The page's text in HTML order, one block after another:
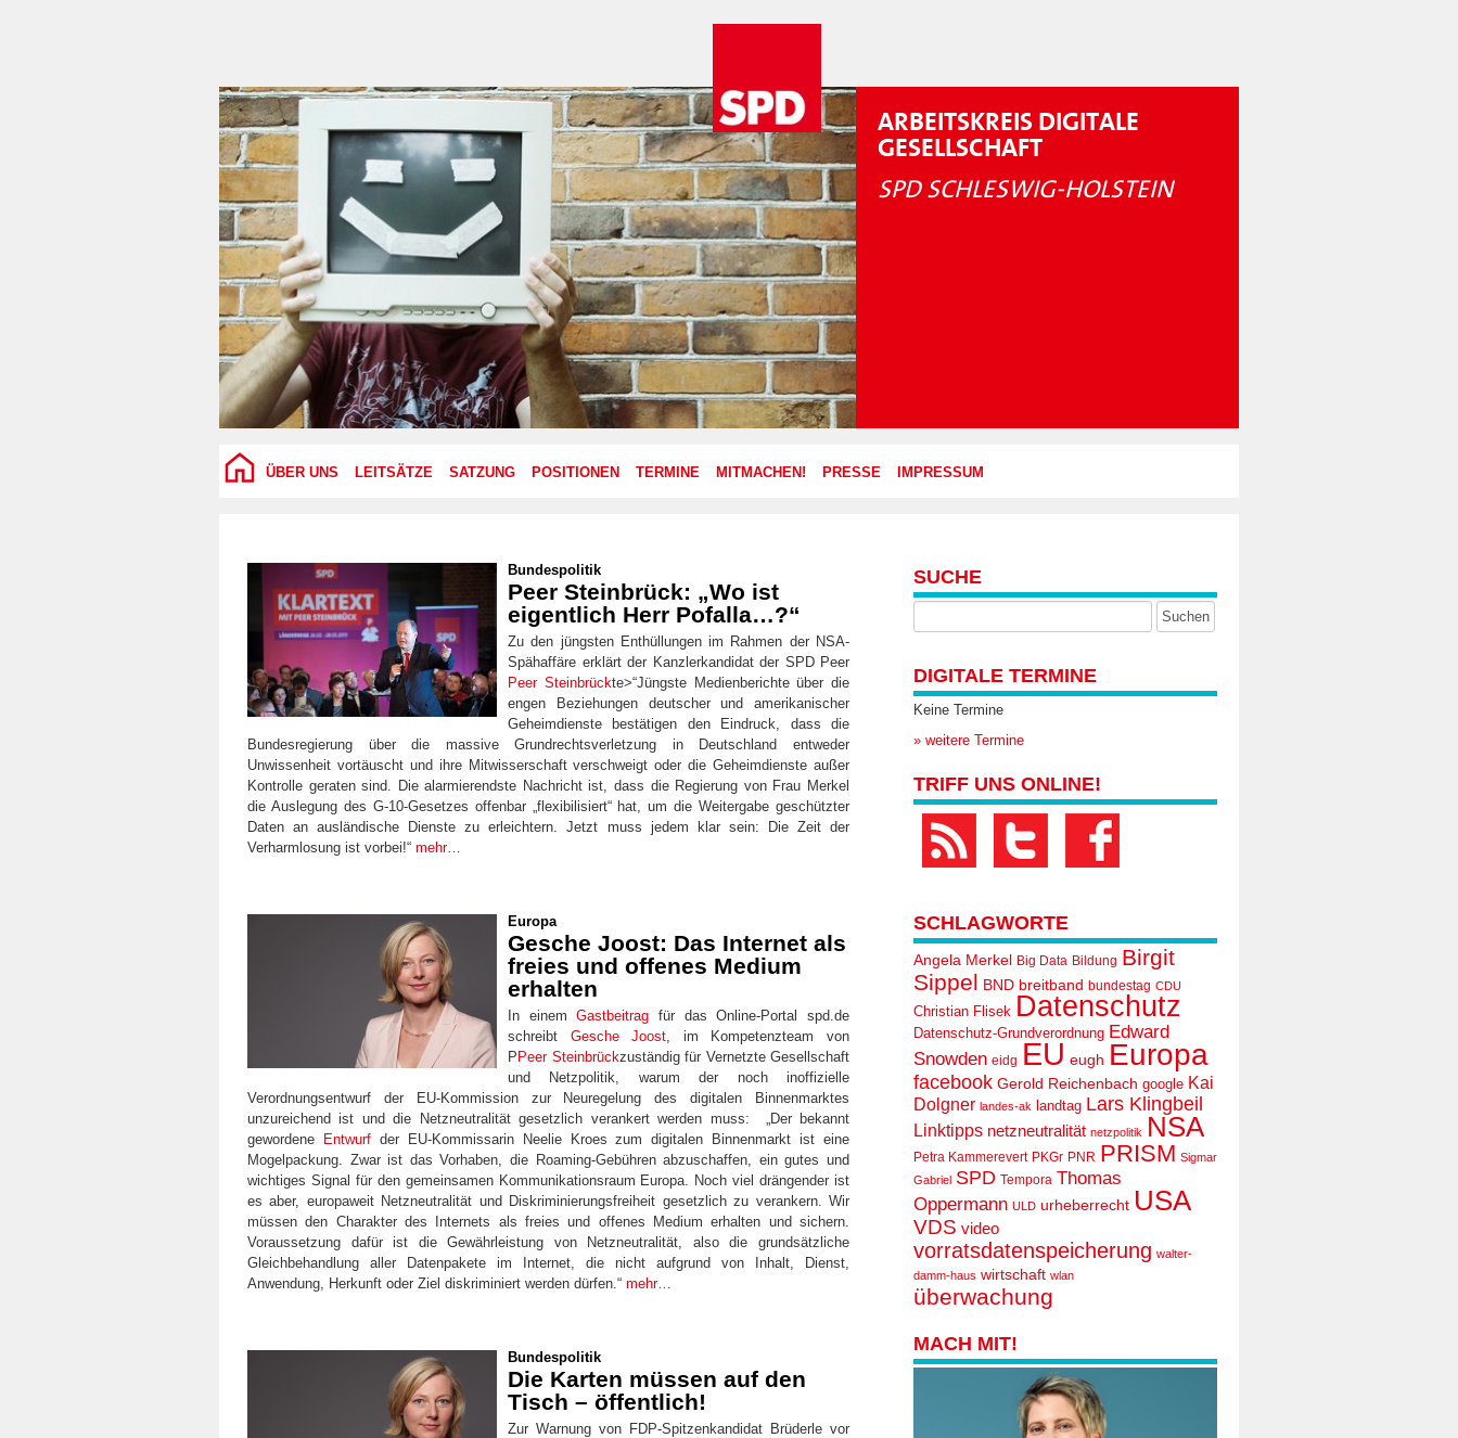
ARBEITSKREIS DIGITALE
GESELLSCHAFT
SPD SCHLESWIG-HOLSTEIN
ÜBER UNS LEITSÄTZE SATZUNG POSITIONEN TERMINE MITMACHEN! PRESSE IMPRESSUM
Bundespolitik
Peer Steinbrück: „Wo ist
eigentlich Herr Pofalla…?“
Zu den jüngsten Enthüllungen im Rahmen der NSA-
Spähaffäre erklärt der Kanzlerkandidat der SPD Peer
Peer Steinbrückte>“Jüngste Medienberichte über die
engen Beziehungen deutscher und amerikanischer
Geheimdienste bestätigen den Eindruck, dass die
Bundesregierung über die massive Grundrechtsverletzung in Deutschland entweder
Unwissenheit vortäuscht und ihre Mitwisserschaft verschweigt oder die Geheimdienste außer
Kontrolle geraten sind. Die alarmierendste Nachricht ist, dass die Regierung von Frau Merkel
die Auslegung des G-10-Gesetzes offenbar „flexibilisiert“ hat, um die Weitergabe geschützter
Daten an ausländische Dienste zu erleichtern. Jetzt muss jedem klar sein: Die Zeit der
Verharmlosung ist vorbei!“ mehr…
Europa
Gesche Joost: Das Internet als
freies und offenes Medium
erhalten
In einemGastbeitrag für das Online-Portal spd.de
schreibt Gesche Joost , im Kompetenzteam von
PPeer Steinbrückzuständig für Vernetzte Gesellschaft
und Netzpolitik, warum der noch inoffizielle
Verordnungsentwurf der EU-Kommission zur Neuregelung des digitalen Binnenmarktes
unzureichend ist und die Netzneutralität gesetzlich verankert werden muss:
„Der bekannt
gewordene Entwurfder EU-Kommissarin Neelie Kroes zum digitalen Binnenmarkt ist eine
Mogelpackung. Zwar ist das Vorhaben, die Roaming-Gebühren abzuschaffen, ein gutes und
wichtiges Signal für den gemeinsamen Kommunikationsraum Europa. Noch viel drängender ist
es aber, europaweit Netzneutralität und Diskriminierungsfreiheit gesetzlich zu verankern. Wir
müssen den Charakter des Internets als freies und offenes Medium erhalten und sichern.
Voraussetzung dafür ist die Gewährleistung von Netzneutralität, also die grundsätzliche
Gleichbehandlung aller Datenpakete im Internet, die nicht aufgrund von Inhalt, Dienst,
Anwendung, Herkunft oder Ziel diskriminiert werden dürfen.“ mehr…
Bundespolitik
Die Karten müssen auf den
Tisch – öffentlich!
Zur Warnung von FDP-Spitzenkandidat Brüderle vor
SUCHE
DIGITALE TERMINE
Keine Termine
» weitere Termine
TRIFF UNS ONLINE!
SCHLAGWORTE
Angela Merkel Big Data Bildung Birgit
Sippel BND breitband bundestag CDU
Christian Flisek Datenschutz
Datenschutz-Grundverordnung Edward
Snowden eidg EU eugh Europa
facebook Gerold Reichenbach google Kai
Dolgner landes-ak landtag Lars Klingbeil
Linktipps netzneutralität netzpolitik NSA
Petra Kammerevert PKGr PNR PRISM Sigmar
Gabriel SPD Tempora Thomas
Oppermann ULD urheberrecht USA
VDS video
vorratsdatenspeicherung walter-
damm-haus wirtschaft wlan
überwachung
MACH MIT!